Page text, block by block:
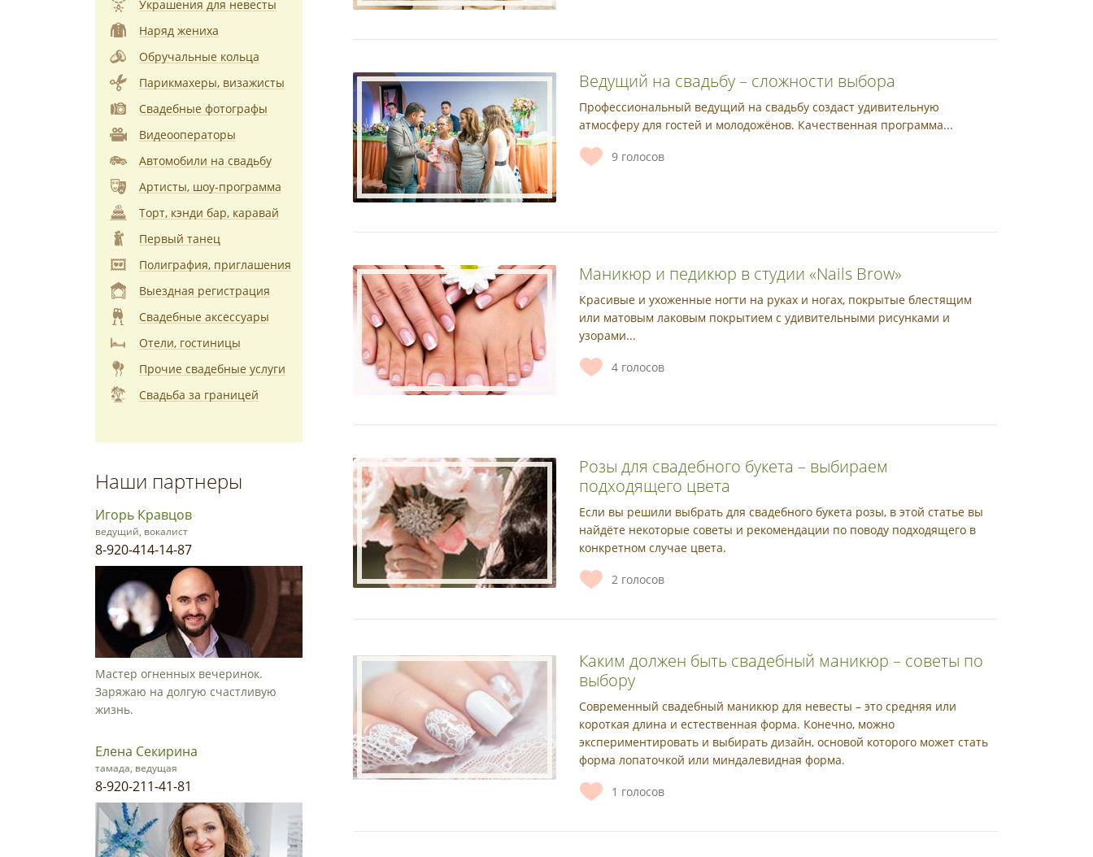
Ведущий на свадьбу – сложности выбора
Профессиональный ведущий на свадьбу создаст удивительную
атмосферу для гостей и молодожёнов. Качественная программа...
9 голосов
Маникюр и педикюр в студии «Nails Brow»
Красивые и ухоженные ногти на руках и ногах, покрытые блестящим
или матовым лаковым покрытием с удивительными рисунками и
узорами...
4 голосов
Розы для свадебного букета – выбираем
подходящего цвета
Если вы решили выбрать для свадебного букета розы, в этой статье вы
найдёте некоторые советы и рекомендации по поводу подходящего в
конкретном случае цвета.
2 голосов
Каким должен быть свадебный маникюр – советы по
выбору
Современный свадебный маникюр для невесты – это средняя или
короткая длина и естественная форма. Конечно, можно
экспериментировать и выбирать дизайн, основой которого может стать
форма лопаточкой или миндалевидная форма.
1 голосов
Украшения для невесты
Наряд жениха
Обручальные кольца
Парикмахеры, визажисты
Свадебные фотографы
Видеооператоры
Автомобили на свадьбу
Артисты, шоу-программа
Торт, кэнди бар, каравай
Первый танец
Полиграфия, приглашения
Выездная регистрация
Свадебные аксессуары
Отели, гостиницы
Прочие свадебные услуги
Свадьба за границей
Наши партнеры
Игорь Кравцов
ведущий, вокалист
8-920-414-14-87
Мастер огненных вечеринок.
Заряжаю на долгую счастливую
жизнь.
Елена Секирина
тамада, ведущая
8-920-211-41-81